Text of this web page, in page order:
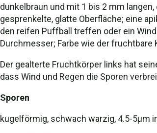
dunkelbraun und mit 1 bis 2 mm
gesprenkelte, glatte Oberfläche; eine
den reifen Puffball treffen oder ein
Durchmesser; Farbe wie der fruchtbare
Der gealterte Fruchtkörper links hat
dass Wind und Regen die Sporen
Sporen
kugelförmig, schwach warzig, 4.5-5µm